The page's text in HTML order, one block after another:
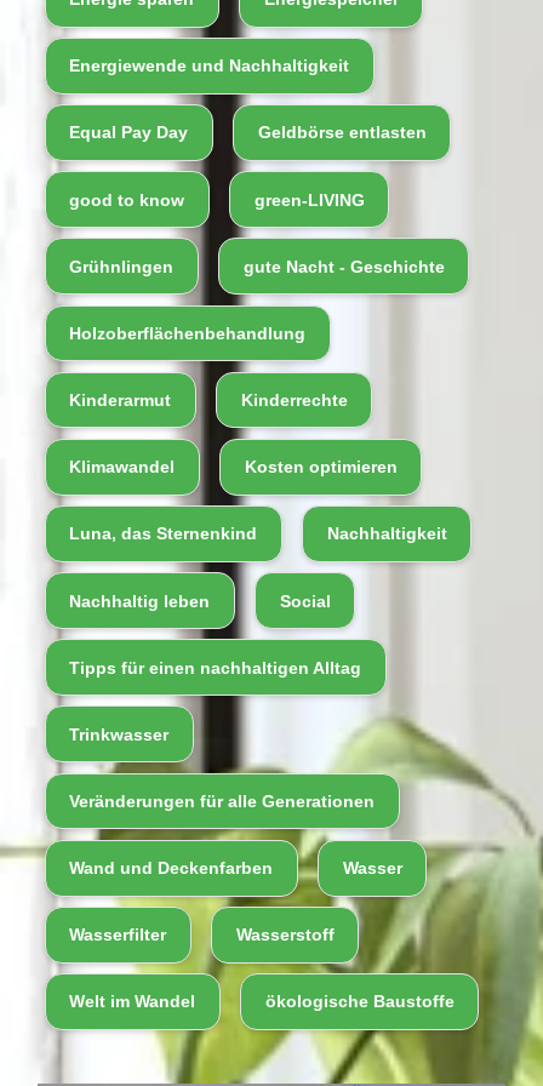
Energiewende und Nachhaltigkeit
Equal Pay Day Geldbörse entlasten
good to know green-LIVING
Grühnlingen gute Nacht - Geschichte
Holzoberflächenbehandlung
Kinderarmut Kinderrechte
Klimawandel Kosten optimieren
Luna, das Sternenkind Nachhaltigkeit
Nachhaltig leben Social
Tipps für einen nachhaltigen Alltag
Trinkwasser
Veränderungen für alle Generationen
Wand und Deckenfarben Wasser
Wasserfilter Wasserstoff
Welt im Wandel ökologische Baustoffe